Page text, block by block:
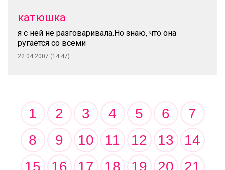
катюшка
я с ней не разговаривала.Но знаю, что она
ругается со всеми
22.04.2007 (14:47)
1 2 3 4 5 6
7
8
9 10 11 12 13
14
15
16 17 18 19 20 21